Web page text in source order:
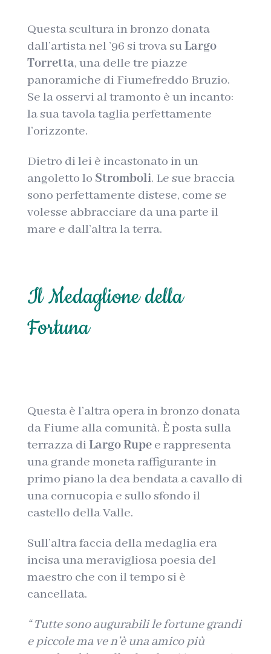
Questa scultura in bronzo donata
dall’artista nel ’96 si trova suLargo
Torretta, una delle tre piazze
panoramiche di Fiumefreddo Bruzio.
Se la osservi al tramonto è un incanto:
la sua tavola taglia perfettamente
l’orizzonte.
Dietro di lei è incastonato in un
angoletto lo Stromboli. Le sue braccia
sono perfettamente distese, come se
volesse abbracciare da una parte il
mare e dall’altra la terra.
Il Medaglione della
Fortuna
Questa è l’altra opera in bronzo donata
da Fiume alla comunità. È posta sulla
terrazza di Largo Rupee rappresenta
una grande moneta raffigurante in
primo piano la dea bendata a cavallo di
una cornucopia e sullo sfondo il
castello della Valle.
Sull’altra faccia della medaglia era
incisa una meravigliosa poesia del
maestro che con il tempo si è
cancellata.
“ Tutte sono augurabili le fortune grandi
e piccole ma ve n’è una amico più